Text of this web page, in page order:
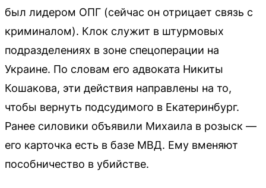
был лидером ОПГ (сейчас он отрицает связь с
криминалом). Клок служит в штурмовых
подразделениях в зоне спецоперации на
Украине. По словам его адвоката Никиты
Кошакова, эти действия направлены на то,
чтобы вернуть подсудимого в Екатеринбург.
Ранее силовики объявили Михаила в розыск —
его карточка есть в базе МВД. Ему вменяют
пособничество в убийстве.